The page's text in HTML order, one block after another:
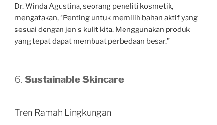
Dr. Winda Agustina, seorang peneliti kosmetik,
mengatakan, “Penting untuk memilih bahan aktif yang
sesuai dengan jenis kulit kita. Menggunakan produk
yang tepat dapat membuat perbedaan besar.”
6. Sustainable Skincare
Tren Ramah Lingkungan